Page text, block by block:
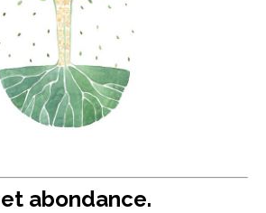
abondance.